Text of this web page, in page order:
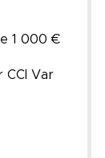
1 000 €
CCI Var